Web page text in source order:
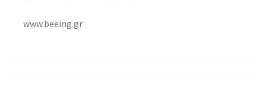
www.beeing.gr